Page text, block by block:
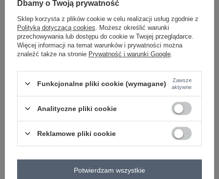
biało-brązowy
XL 4063813257746 - +
ZALOGUJ SIĘ I ZOBACZ CENĘ
Masz pytanie? Chętnie pomożemy.
Zadzwoń+48 601 547 740 Zadaj pytanie
Kod produktu
D73781M62237A
casual
Dbamy o Twoją prywatność
Sklep korzysta z plików cookie w celu realizacji usług zgodnie z
Polityką dotyczącą cookies . Możesz określić warunki
przechowywania lub dostępu do cookie w Twojej przeglądarce.
Więcej informacji na temat warunków i prywatności można
znaleźć także na stronie Prywatność i warunki Google
Funkcjonalne pliki cookie (wymagane)
Zawsze
aktywne
Analityczne pliki cookie
Reklamowe pliki cookie
Potwierdzam wszystkie